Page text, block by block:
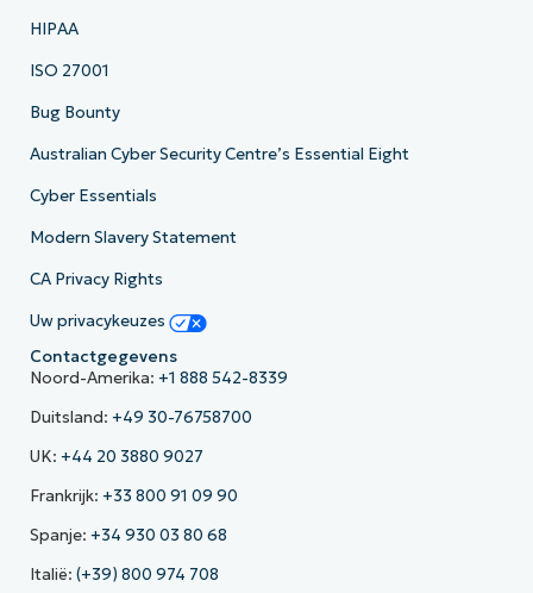
HIPAA
ISO 27001
Bug Bounty
Australian Cyber Security Centre’s Essential Eight
Cyber Essentials
Modern Slavery Statement
CA Privacy Rights
Uw privacykeuzes
Contactgegevens
Noord-Amerika: +1 888 542-8339
Duitsland: +49 30-76758700
UK: +44 20 3880 9027
Frankrijk: +33 800 91 09 90
Spanje: +34 930 03 80 68
Italië: (+39) 800 974 708